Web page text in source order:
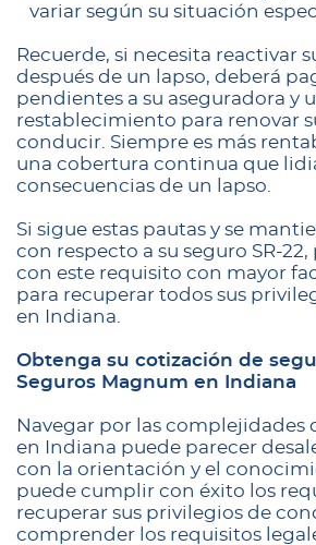
variar según su situación
Recuerde, si necesita reactivar
después de un lapso, deberá
pendientes a su aseguradora y
restablecimiento para renovar
conducir. Siempre es más
una cobertura continua que
consecuencias de un lapso.
Si sigue estas pautas y se
con respecto a su seguro SR-
con este requisito con mayor
para recuperar todos sus
en Indiana.
Obtenga su cotización de
Seguros Magnum en Indiana
Navegar por las complejidades
en Indiana puede parecer
con la orientación y el
puede cumplir con éxito los
recuperar sus privilegios de
comprender los requisitos